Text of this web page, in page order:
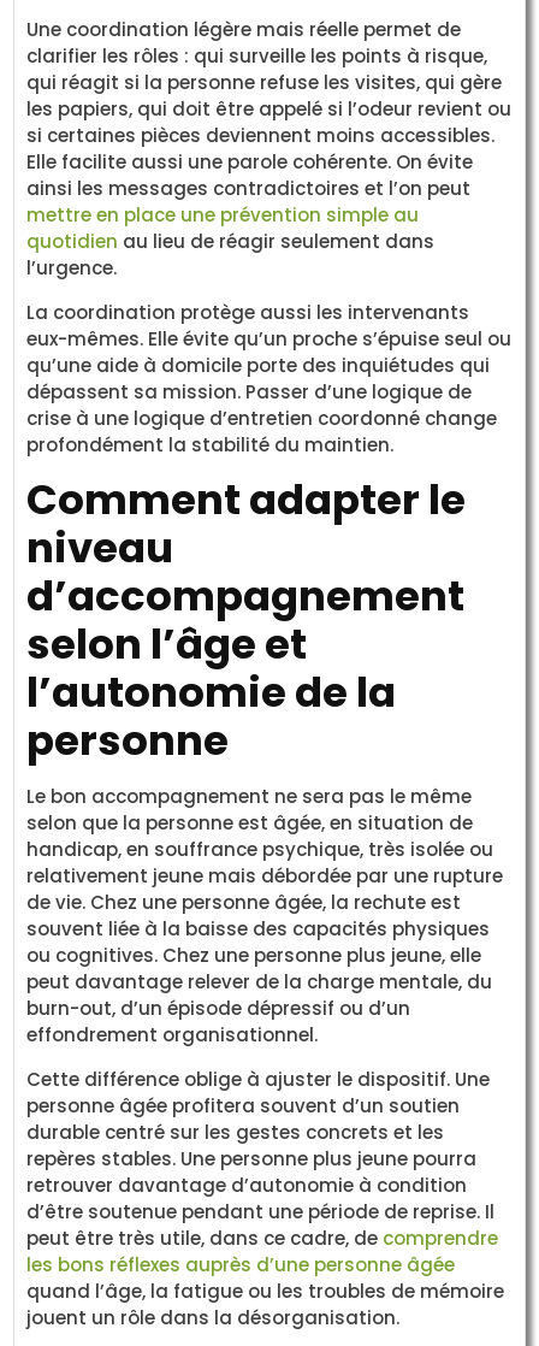
Une coordination légère mais réelle permet de
clarifier les rôles : qui surveille les points à risque,
qui réagit si la personne refuse les visites, qui gère
les papiers, qui doit être appelé si l’odeur revient ou
si certaines pièces deviennent moins accessibles.
Elle facilite aussi une parole cohérente. On évite
ainsi les messages contradictoires et l’on peut
mettre en place une prévention simple au
quotidien au lieu de réagir seulement dans
l’urgence.
La coordination protège aussi les intervenants
eux-mêmes. Elle évite qu’un proche s’épuise seul ou
qu’une aide à domicile porte des inquiétudes qui
dépassent sa mission. Passer d’une logique de
crise à une logique d’entretien coordonné change
profondément la stabilité du maintien.
Comment adapter le
niveau
d’accompagnement
selon l’âge et
l’autonomie de la
personne
Le bon accompagnement ne sera pas le même
selon que la personne est âgée, en situation de
handicap, en souffrance psychique, très isolée ou
relativement jeune mais débordée par une rupture
de vie. Chez une personne âgée, la rechute est
souvent liée à la baisse des capacités physiques
ou cognitives. Chez une personne plus jeune, elle
peut davantage relever de la charge mentale, du
burn-out, d’un épisode dépressif ou d’un
effondrement organisationnel.
Cette différence oblige à ajuster le dispositif. Une
personne âgée profitera souvent d’un soutien
durable centré sur les gestes concrets et les
repères stables. Une personne plus jeune pourra
retrouver davantage d’autonomie à condition
d’être soutenue pendant une période de reprise. Il
peut être très utile, dans ce cadre, de comprendre
les bons réflexes auprès d’une personne âgée
quand l’âge, la fatigue ou les troubles de mémoire
jouent un rôle dans la désorganisation.